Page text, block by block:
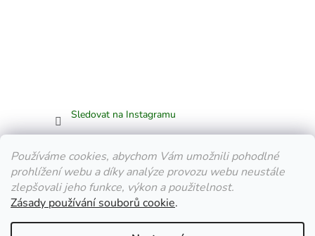
Používáme cookies, abychom Vám umožnili pohodlné
prohlížení webu a díky analýze provozu webu neustále
zlepšovali jeho funkce, výkon a použitelnost.
Zásady používání souborů cookie.
Sledovat na Instagramu
Facebook